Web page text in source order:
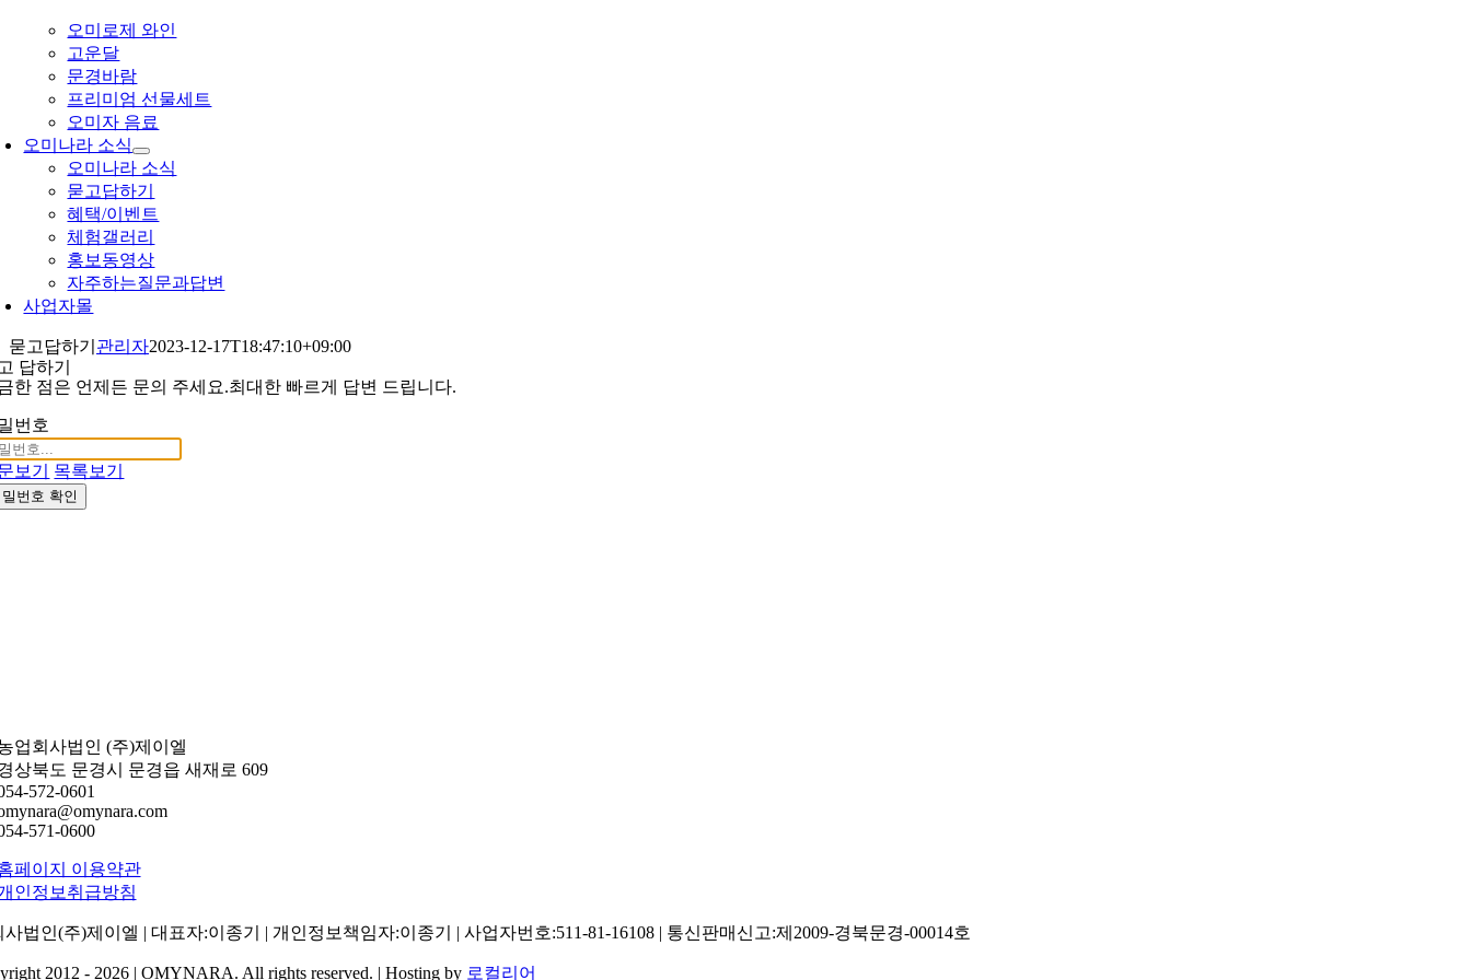
오미로제 와인
고운달
문경바람
프리미엄 선물세트
오미자 음료
오미나라 소식
오미나라 소식
묻고답하기
혜택/이벤트
체험갤러리
홍보동영상
자주하는질문과답변
사업자몰
묻고답하기 관리자2023-12-17T18:47:10+09:00
답하기
한 점은 언제든 문의 주세요.최대한 빠르게 답변 드립니다.
번호
보기 목록보기
번호 확인
업회사법인 (주)제이엘
상북도 문경시 문경읍 새재로 609
572-0601
571-0600
페이지 이용약관
인정보취급방침
법인(주)제이엘 | 대표자:이종기 | 개인정보책임자:이종기 | 사업자번호:511-81-16108 | 통신판매신고:제2009-경북문경-00014호
2012 - 2026 | OMYNARA. All rights reserved. | Hosting by 로컬리어